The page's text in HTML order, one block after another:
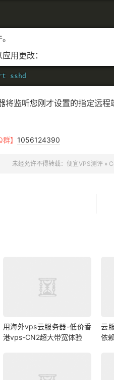
用更改：
sshd
将监听您刚才设置的指定远
】 1056124390
未经允许不得转载： 便宜VPS测评»
用海外vps云服务器-低价香
港vps-CN2超大带宽体验
云
依